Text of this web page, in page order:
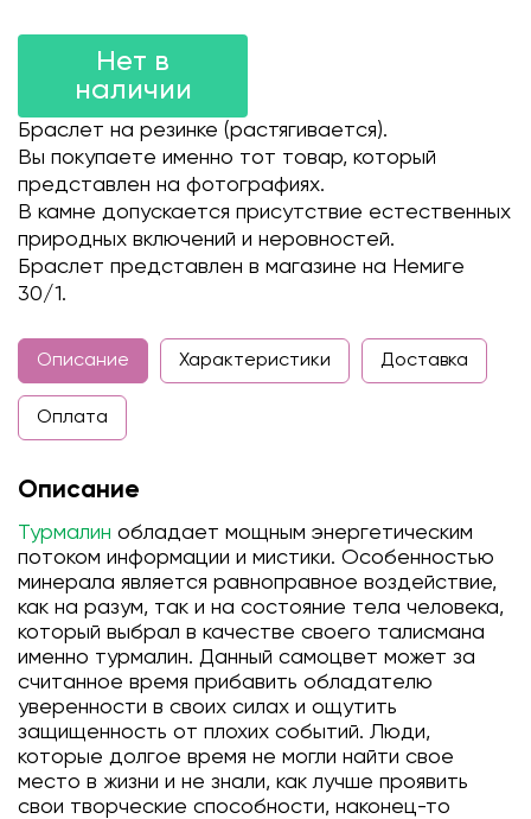
Нет в
наличии
Браслет на резинке (растягивается).
Вы покупаете именно тот товар, который
представлен на фотографиях.
В камне допускается присутствие естественных
природных включений и неровностей.
Браслет представлен в магазине на Немиге
30/1.
Описание Характеристики Доставка
Оплата
Описание
Турмалин обладает мощным энергетическим
потоком информации и мистики. Особенностью
минерала является равноправное воздействие,
как на разум, так и на состояние тела человека,
который выбрал в качестве своего талисмана
именно турмалин. Данный самоцвет может за
считанное время прибавить обладателю
уверенности в своих силах и ощутить
защищенность от плохих событий. Люди,
которые долгое время не могли найти свое
место в жизни и не знали, как лучше проявить
свои творческие способности, наконец-то